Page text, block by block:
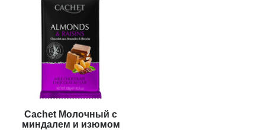
Cachet Молочный с
миндалем и изюмом